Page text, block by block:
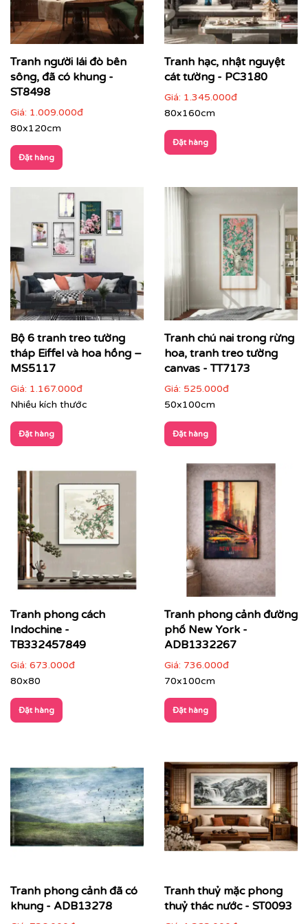
Tranh phong cảnh ruộng bậc thang do Printek sản
Cách phối tranh phong cảnh với nội thất & không gian
Tranh phong cảnh phù hợp với nhiều không gian khác
nhau:
Phòng khách: tranh khổ lớn làm điểm nhấn, tạo
cảm giác rộng và sang trọng
Phòng làm việc
: giúp thư giãn tinh thần, tăng cảm
hứng sáng tạo
Tranh người lái đò bên
sông, đã có khung -
ST8498
Giá: 1.009.000đ
80x120cm
Đặt hàng
Tranh hạc, nhật nguyệt
cát tường - PC3180
Giá: 1.345.000đ
80x160cm
Đặt hàng
Bộ 6 tranh treo tường
tháp Eiffel và hoa hồng –
MS5117
Giá: 1.167.000đ
Nhiều kích thước
Đặt hàng
Tranh chú nai trong rừng
hoa, tranh treo tường
canvas - TT7173
Giá: 525.000đ
50x100cm
Đặt hàng
Tranh phong cách
Indochine -
TB332457849
Giá: 673.000đ
80x80
Đặt hàng
Tranh phong cảnh đường
phố New York -
ADB1332267
Giá: 736.000đ
70x100cm
Đặt hàng
Tranh phong cảnh đã có
khung - ADB13278
Tranh thuỷ mặc phong
thuỷ thác nước - ST0093